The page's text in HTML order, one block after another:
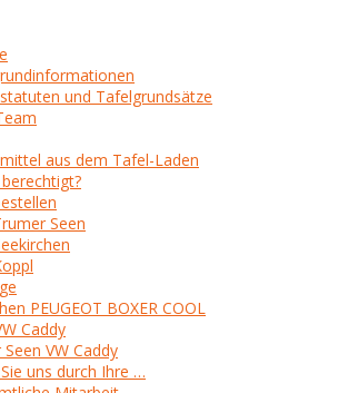
und Tafelgrundsätze
aus dem Tafel-Laden
Seen
PEUGEOT BOXER COOL
Caddy
VW Caddy
uns durch Ihre …